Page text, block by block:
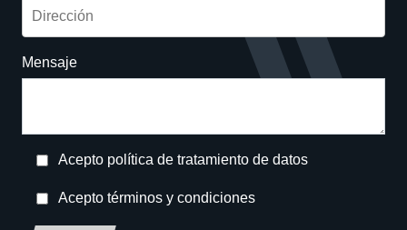
Mensaje
Acepto política de tratamiento de datos
Acepto términos y condiciones